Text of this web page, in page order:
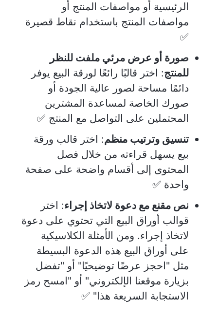
الرئيسية أو مواصفات المنتج أو
مواصفات المنتج باستخدام نقاط قصيرة
✅
صورة أو عرض مرئي ملفت للنظر
للمنتج: اختر قالبًا رائعًا لورقة البيع يوفر
دائمًا مساحة لصور عالية الجودة أو
صورك الخاصة لمساعدة المشترين
المحتملين على التواصل مع المنتج ✅
تنسيق وترتيب منظم: اختر قالب ورقة
بيع يسهل قراءته من خلال فصل
المحتوى إلى أقسام واضحة على صفحة
واحدة ✅
نص مقنع مع دعوة لاتخاذ إجراء: اختر
قوالب أوراق البيع التي تحتوي على دعوة
لاتخاذ إجراء. ومن الأمثلة الكلاسيكية
على أوراق البيع هذه الدعوة البسيطة
مثل "احجز عرضًا توضيحيًا" أو "تفضل
بزيارة موقعنا الإلكتروني" أو "امسح رمز
الاستجابة السريعة هذا" ✅